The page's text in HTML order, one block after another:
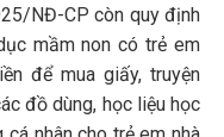
NĐ-CP còn quy định
mầm non có trẻ em
để mua giấy, truyện
đồ dùng, học liệu học